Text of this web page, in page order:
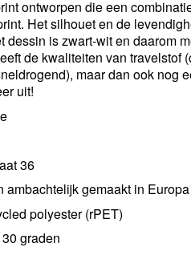
ontworpen die een
Het silhouet en de
dessin is zwart-wit en daarom
de kwaliteiten van travelstof
maar dan ook nog
uit!
36
ambachtelijk gemaakt in Europa
polyester (rPET)
graden